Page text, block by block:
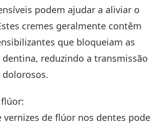
podem ajudar a aliviar o
cremes geralmente contêm
que bloqueiam as
reduzindo a transmissão
vernizes de flúor nos dentes pode